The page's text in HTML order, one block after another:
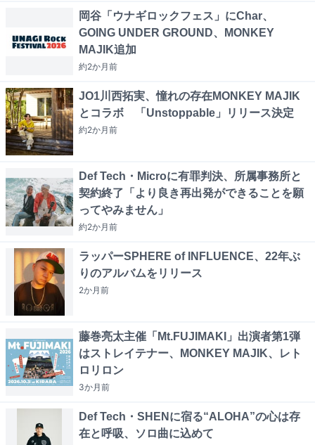
岡谷「ウナギロックフェス」にChar、
GOING UNDER GROUND、MONKEY
MAJIK追加
約2か月前
JO1川西拓実、憧れの存在MONKEY MAJIK
とコラボ 「Unstoppable」リリース決定
約2か月前
Def Tech・Microに有罪判決、所属事務所と
契約終了「より良き再出発ができることを願
ってやみません」
約2か月前
ラッパーSPHERE of INFLUENCE、22年ぶ
りのアルバムをリリース
2か月前
藤巻亮太主催「Mt.FUJIMAKI」出演者第1弾
はストレイテナー、MONKEY MAJIK、レト
ロリロン
3か月前
Def Tech・SHENに宿る“ALOHA”の心は存
在と呼吸、ソロ曲に込めて